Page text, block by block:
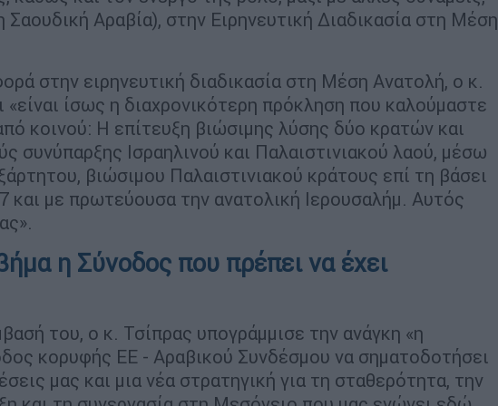
Σαουδική Αραβία), στην Ειρηνευτική Διαδικασία στη Μέση
στην ειρηνευτική διαδικασία στη Μέση Ανατολή, ο κ.
ίσως η διαχρονικότερη πρόκληση που καλούμαστε
κοινού: Η επίτευξη βιώσιμης λύσης δύο κρατών και
συνύπαρξης Ισραηλινού και Παλαιστινιακού λαού, μέσω
βιώσιμου Παλαιστινιακού κράτους επί τη βάσει
με πρωτεύουσα την ανατολική Ιερουσαλήμ. Αυτός
η Σύνοδος που πρέπει να έχει
του, ο κ. Τσίπρας υπογράμμισε την ανάγκη «η
κορυφής ΕΕ - Αραβικού Συνδέσμου να σηματοδοτήσει
μας και μια νέα στρατηγική για τη σταθερότητα, την